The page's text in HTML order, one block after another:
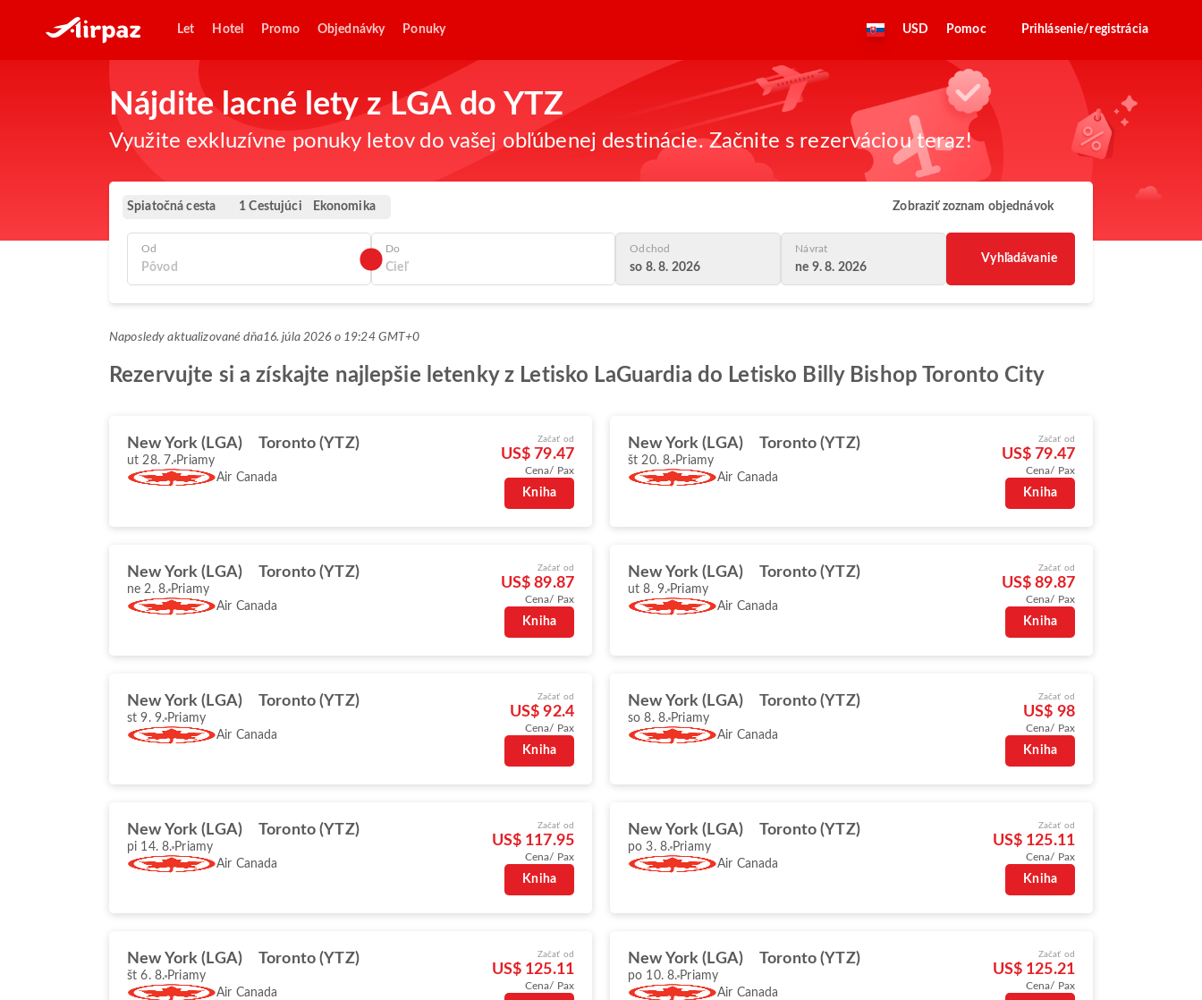
Let Hotel Promo Objednávky Ponuky USD Pomoc Prihlásenie/registrácia
Nájdite lacné lety z LGA do YTZ
Využite exkluzívne ponuky letov do vašej obľúbenej destinácie. Začnite s rezerváciou teraz!
Spiatočná cesta 1 Cestujúci Ekonomika Zobraziť zoznam objednávok
Od Do Odchod
so 8. 8. 2026
Návrat
ne 9. 8. 2026
Vyhľadávanie
Naposledy aktualizované dňa16. júla 2026 o 19:24 GMT+0
Rezervujte si a získajte najlepšie letenky z Letisko LaGuardia do Letisko Billy Bishop Toronto City
New York (LGA) Toronto (YTZ)
ut 28. 7. Priamy
Air Canada
Začať od
US$ 79.47
Cena/ Pax
Kniha
New York (LGA) Toronto (YTZ)
št 20. 8. Priamy
Air Canada
Začať od
US$ 79.47
Cena/ Pax
Kniha
New York (LGA) Toronto (YTZ)
ne 2. 8. Priamy
Air Canada
Začať od
US$ 89.87
Cena/ Pax
Kniha
New York (LGA) Toronto (YTZ)
ut 8. 9. Priamy
Air Canada
Začať od
US$ 89.87
Cena/ Pax
Kniha
New York (LGA) Toronto (YTZ)
st 9. 9. Priamy
Air Canada
Začať od
US$ 92.4
Cena/ Pax
Kniha
New York (LGA) Toronto (YTZ)
so 8. 8. Priamy
Air Canada
Začať od
US$ 98
Cena/ Pax
Kniha
New York (LGA) Toronto (YTZ)
pi 14. 8. Priamy
Air Canada
Začať od
US$ 117.95
Cena/ Pax
Kniha
New York (LGA) Toronto (YTZ)
po 3. 8. Priamy
Air Canada
Začať od
US$ 125.11
Cena/ Pax
Kniha
New York (LGA) Toronto (YTZ)
št 6. 8. Priamy
Air Canada
Začať od
US$ 125.11
Cena/ Pax
New York (LGA) Toronto (YTZ)
po 10. 8. Priamy
Air Canada
Začať od
US$ 125.21
Cena/ Pax